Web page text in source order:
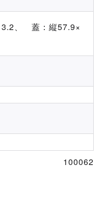
、 蓋：縦57.9×
100062